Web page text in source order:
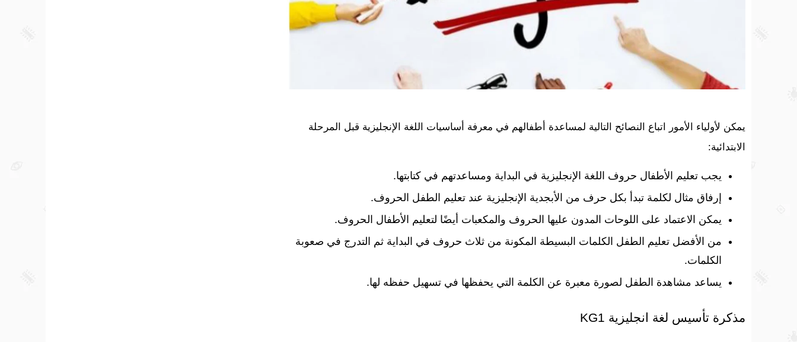
يمكن لأولياء الأمور اتباع النصائح التالية لمساعدة أطفالهم في معرفة أساسيات اللغة الإنجليزية قبل المرحلة
الابتدائية:
يجب تعليم الأطفال حروف اللغة الإنجليزية في البداية ومساعدتهم في كتابتها.
إرفاق مثال لكلمة تبدأ بكل حرف من الأبجدية الإنجليزية عند تعليم الطفل الحروف.
يمكن الاعتماد على اللوحات المدون عليها الحروف والمكعبات أيضًا لتعليم الأطفال الحروف.
من الأفضل تعليم الطفل الكلمات البسيطة المكونة من ثلاث حروف في البداية ثم التدرج في صعوبة
الكلمات.
يساعد مشاهدة الطفل لصورة معبرة عن الكلمة التي يحفظها في تسهيل حفظه لها.
مذكرة تأسيس لغة انجليزية KG1